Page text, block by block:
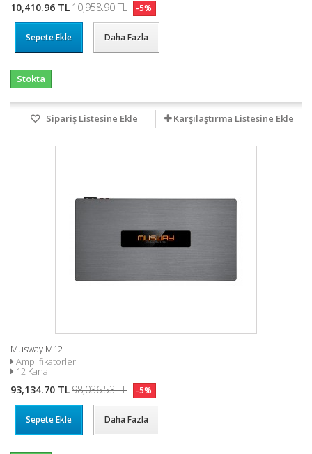
10,410.96 TL10,958.90 TL -5%
Sepete Ekle Daha Fazla
Stokta
Sipariş Listesine Ekle Karşılaştırma Listesine Ekle
Musway M12
Amplifikatörler
12 Kanal
93,134.70 TL98,036.53 TL -5%
Sepete Ekle Daha Fazla